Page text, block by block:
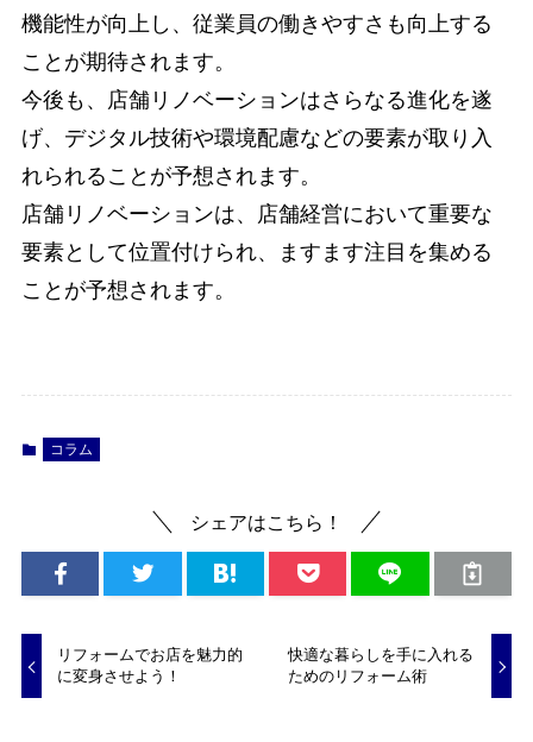
機能性が向上し、従業員の働きやすさも向上する
ことが期待されます。
今後も、店舗リノベーションはさらなる進化を遂
げ、デジタル技術や環境配慮などの要素が取り入
れられることが予想されます。
店舗リノベーションは、店舗経営において重要な
要素として位置付けられ、ますます注目を集める
ことが予想されます。
コラム
シェアはこちら！
リフォームでお店を魅力的
に変身させよう！
快適な暮らしを手に入れる
ためのリフォーム術